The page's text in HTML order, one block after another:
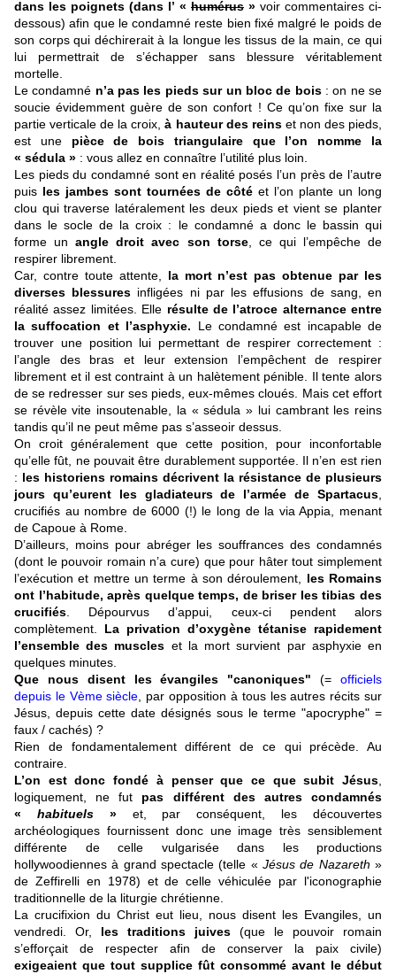
dans les poignets (dans l’ « humérus » voir commentaires ci-
dessous) afin que le condamné reste bien fixé malgré le poids de
son corps qui déchirerait à la longue les tissus de la main, ce qui
lui permettrait de s’échapper sans blessure véritablement
mortelle.
Le condamné n’a pas les pieds sur un bloc de bois: on ne se
soucie évidemment guère de son confort ! Ce qu’on fixe sur la
partie verticale de la croix,à hauteur des reinset non des pieds,
est une pièce de bois triangulaire que l’on nomme la
« sédula » : vous allez en connaître l’utilité plus loin.
Les pieds du condamné sont en réalité posés l’un près de l’autre
puis les jambes sont tournées de côté et l’on plante un long
clou qui traverse latéralement les deux pieds et vient se planter
dans le socle de la croix : le condamné a donc le bassin qui
forme unangle droit avec son torse, ce qui l’empêche de
respirer librement.
Car, contre toute attente, la mort n’est pas obtenue par les
diverses blessures infligées ni par les effusions de sang, en
réalité assez limitées. Elle résulte de l’atroce alternance entre
la suffocation et l’asphyxie. Le condamné est incapable de
trouver une position lui permettant de respirer correctement :
l’angle des bras et leur extension l’empêchent de respirer
librement et il est contraint à un halètement pénible. Il tente alors
de se redresser sur ses pieds, eux-mêmes cloués. Mais cet effort
se révèle vite insoutenable, la « sédula » lui cambrant les reins
tandis qu’il ne peut même pas s’asseoir dessus.
On croit généralement que cette position, pour inconfortable
qu’elle fût, ne pouvait être durablement supportée. Il n’en est rien
: les historiens romains décrivent la résistance de plusieurs
jours qu’eurent les gladiateurs de l’armée de Spartacus
crucifiés au nombre de 6000 (!) le long de la via Appia, menant
de Capoue à Rome.
D’ailleurs, moins pour abréger les souffrances des condamnés
(dont le pouvoir romain n’a cure) que pour hâter tout simplement
l’exécution et mettre un terme à son déroulement, les Romains
ont l’habitude, après quelque temps, de briser les tibias des
crucifiés . Dépourvus d’appui, ceux-ci pendent alors
complètement. La privation d’oxygène tétanise rapidement
l’ensemble des muscles et la mort survient par asphyxie en
quelques minutes.
Que nous disent les évangiles "canoniques" (=officiels
depuis le Vème siècle , par opposition à tous les autres récits sur
Jésus, depuis cette date désignés sous le terme "apocryphe" =
faux / cachés) ?
Rien de fondamentalement différent de ce qui précède. Au
contraire.
L’on est donc fondé à penser que ce que subit Jésus
logiquement, ne fut pas différent des autres condamnés
« habituels »et, par conséquent, les découvertes
archéologiques fournissent donc une image très sensiblement
différente de celle vulgarisée dans les productions
hollywoodiennes à grand spectacle (telle « Jésus de Nazareth »
de Zeffirelli en 1978) et de celle véhiculée par l'iconographie
traditionnelle de la liturgie chrétienne.
La crucifixion du Christ eut lieu, nous disent les Evangiles, un
vendredi. Or, les traditions juives (que le pouvoir romain
s’efforçait de respecter afin de conserver la paix civile)
exigeaient que tout supplice fût consommé avant le début